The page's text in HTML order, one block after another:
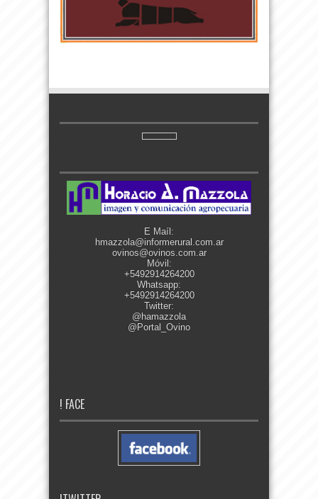
E Maíl:
hmazzola@informerural.com.ar
ovinos@ovinos.com.ar
Móvil:
+5492914264200
Whatsapp:
+5492914264200
Twitter:
@hamazzola
@Portal_Ovino
! FACE